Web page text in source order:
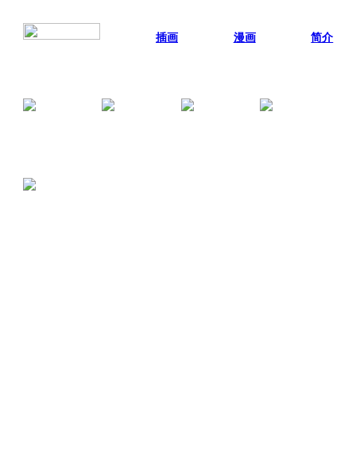
插画 漫画 简介